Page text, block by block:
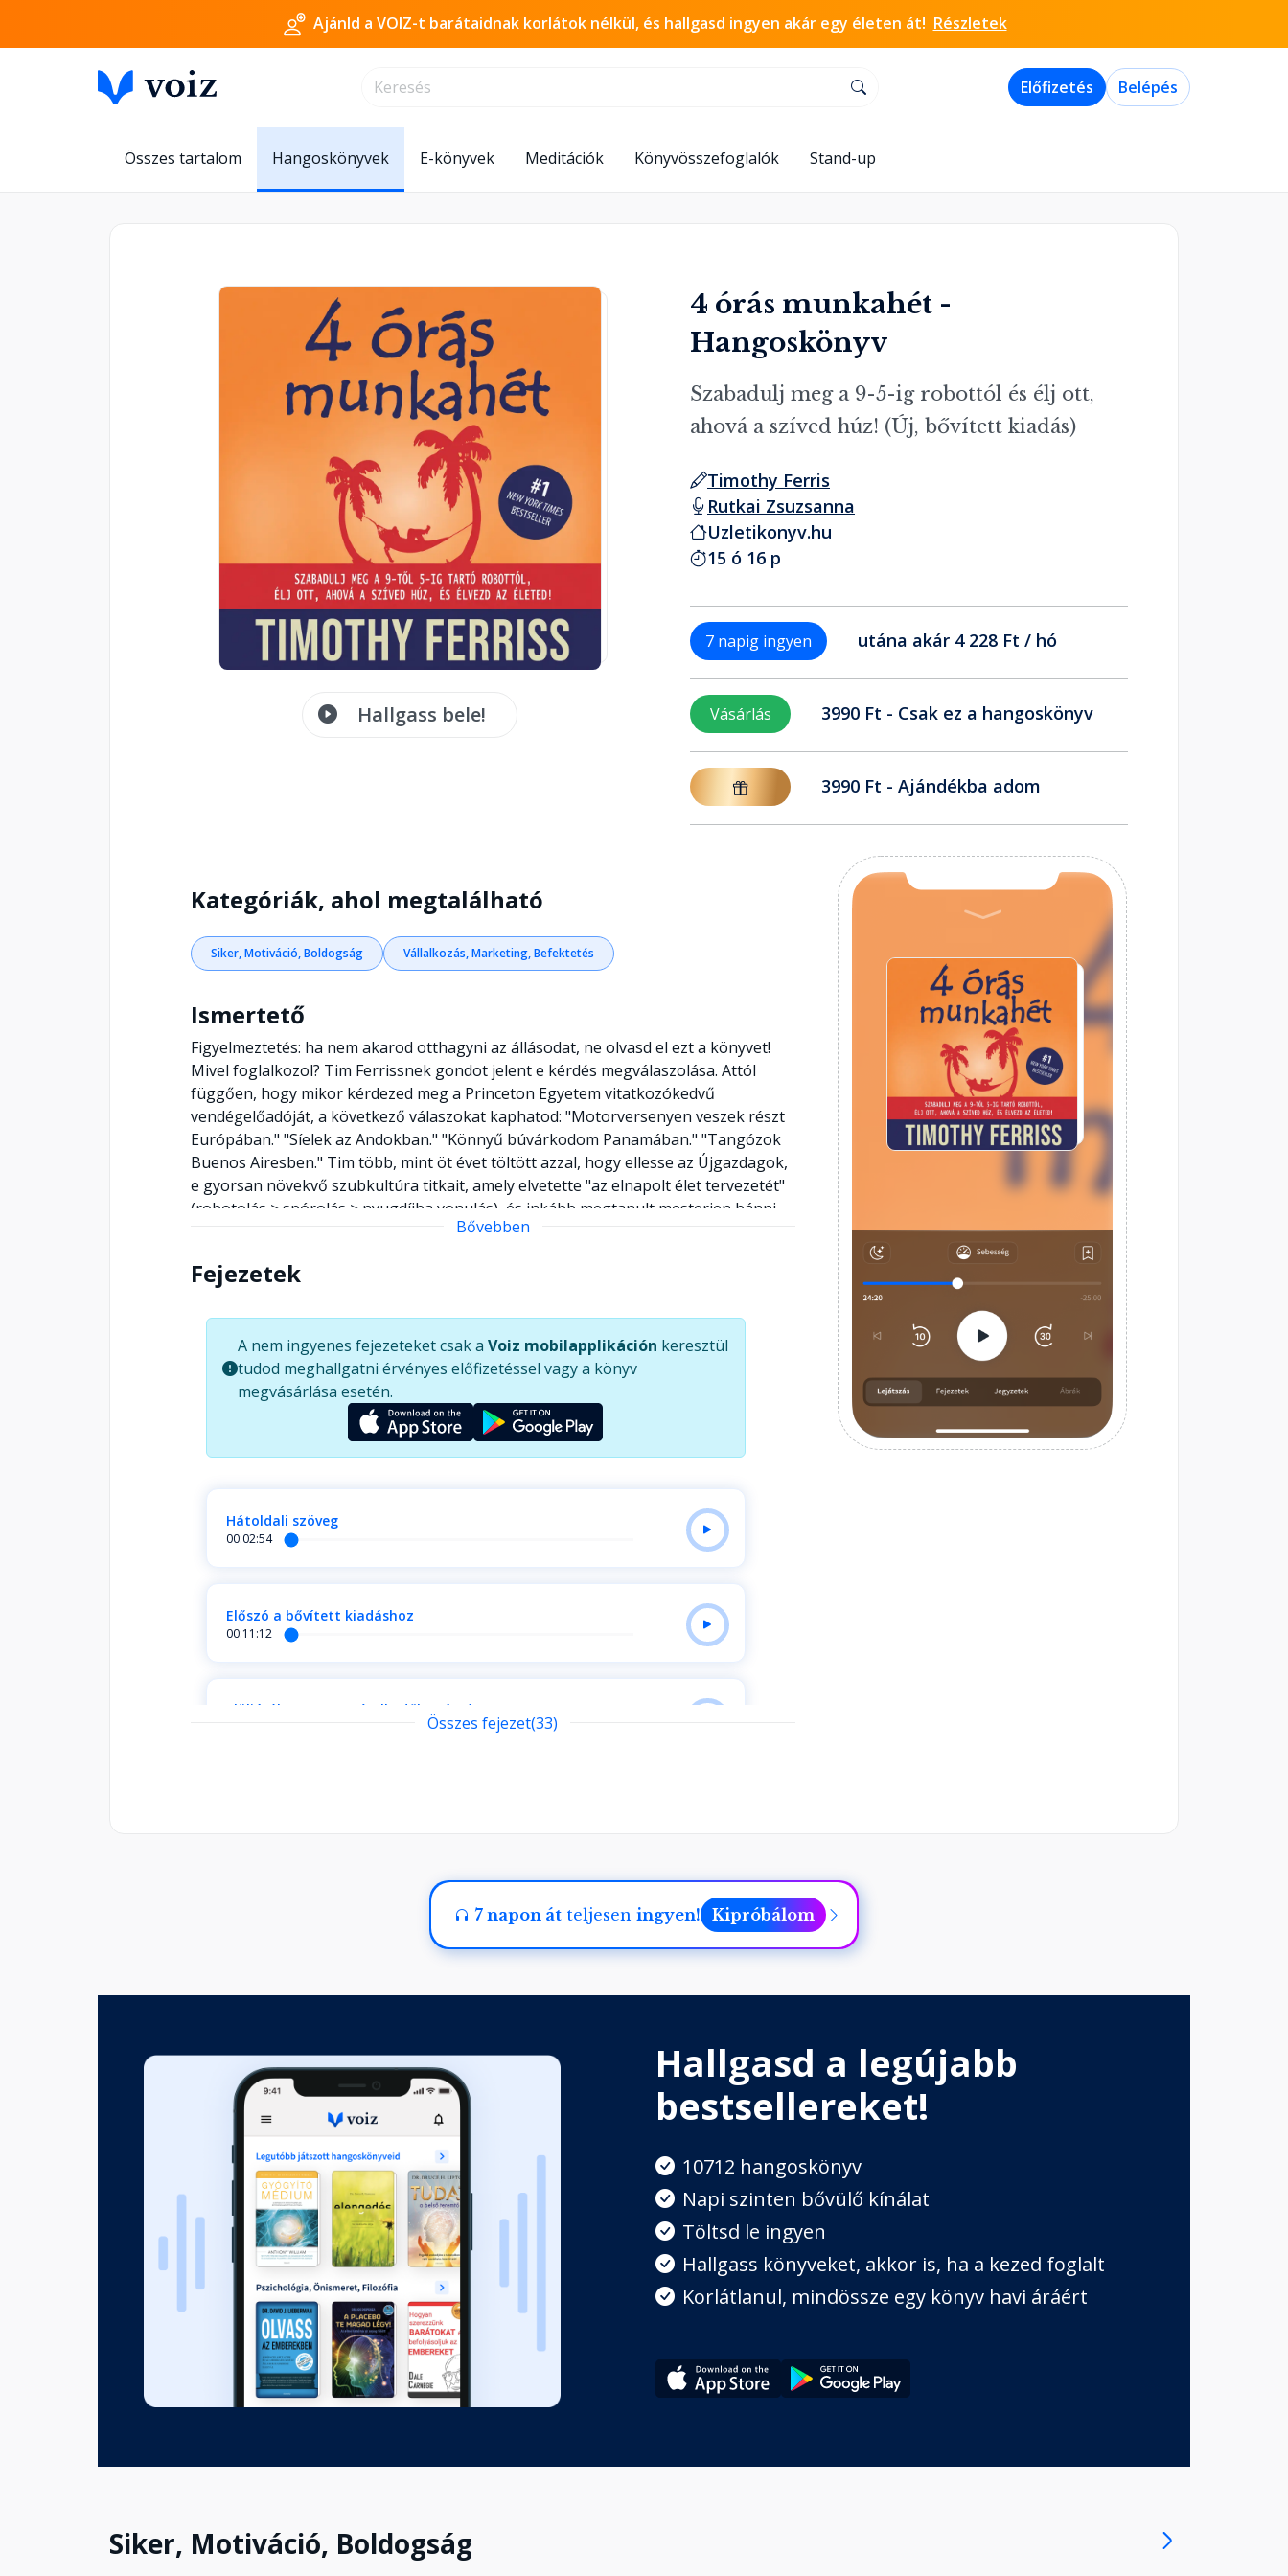
Ajánld a VOIZ-t barátaidnak korlátok nélkül, és hallgasd ingyen akár egy életen át! Részletek
Előfizetés Belépés
Összes tartalom Hangoskönyvek E-könyvek Meditációk Könyvösszefoglalók Stand-up
Hallgass bele!
4 órás munkahét -
Hangoskönyv
Szabadulj meg a 9-5-ig robottól és élj ott,
ahová a szíved húz! (Új, bővített kiadás)
Timothy Ferris
Rutkai Zsuzsanna
Uzletikonyv.hu
15 ó 16 p
7 napig ingyen utána akár 4 228 Ft / hó
Vásárlás 3990 Ft - Csak ez a hangoskönyv
3990 Ft - Ajándékba adom
Kategóriák, ahol megtalálható
Siker, Motiváció, Boldogság Vállalkozás, Marketing, Befektetés
Ismertető
Figyelmeztetés: ha nem akarod otthagyni az állásodat, ne olvasd el ezt a könyvet!
Mivel foglalkozol? Tim Ferrissnek gondot jelent e kérdés megválaszolása. Attól
függően, hogy mikor kérdezed meg a Princeton Egyetem vitatkozókedvű
vendégelőadóját, a következő válaszokat kaphatod: "Motorversenyen veszek részt
Európában." "Síelek az Andokban." "Könnyű búvárkodom Panamában." "Tangózok
Buenos Airesben." Tim több, mint öt évet töltött azzal, hogy ellesse az Újgazdagok,
e gyorsan növekvő szubkultúra titkait, amely elvetette "az elnapolt élet tervezetét"
(robotolás > spórolás > nyugdíjba vonulás), és inkább megtanult mesterien bánni
az új pénznemekkel - az idővel és a mobilitással -, hogy haladéktalanul fényűző
különbség az abszolút és a relatív jövedelem között? - hogyan idomítsd be a
(vagy vállalatod) menthetetlen, hogyan szabadulj meg tőle (192. old.)? - mik az
automatizált készpénzáramlás "múzsái," és hogyan találhatsz rá egyre 2-4 hét
alatt? - hogyan gyakorold a szelektív tudatlanságot - és spórolj magadnak időt -
alacsony információtartalmú diétával? - melyek a távirányító vezérigazgatók
menedzsment-titkai (170. old.)? - hogyan töltsd be az űrt és alakíts ki tartalmas
életet, miután hátat fordítottál a robotolásnak és az irodának?
Bővebben
Fejezetek
A nem ingyenes fejezeteket csak a Voiz mobilapplikáción keresztül
tudod meghallgatni érvényes előfizetéssel vagy a könyv
megvásárlása esetén.
Hátoldali szöveg
00:02:54
Előszó a bővített kiadáshoz
00:11:12
Elöljáróban GYIK - Kételkedők számára
Fejezet hossza: 00:20:53
Első lépés: D mint definiálni az alapokat 2. Szabályok, amelyek
megváltoztatják a szabályokat: ami népszerű, az csak rossz
lehet
Fejezet hossza: 00:24:19
Első lépés: D mint definiálni az alapokat 3. Táncolj el a golyók
Fejezet hossza: 00:24:42
Első lépés: D mint definiálni az alapokat 4. Indítsd újra a
rendszert: légy ésszerűtlen és félreérthetetlen!
Fejezet hossza: 00:39:48
Második lépés: E mint eltakarítani az akadályokat 5. Az
Összes fejezet(33)
7 napon át teljesen ingyen! Kipróbálom
Hallgasd a legújabb
bestsellereket!
10712 hangoskönyv
Napi szinten bővülő kínálat
Töltsd le ingyen
Hallgass könyveket, akkor is, ha a kezed foglalt
Korlátlanul, mindössze egy könyv havi áráért
Siker, Motiváció, Boldogság